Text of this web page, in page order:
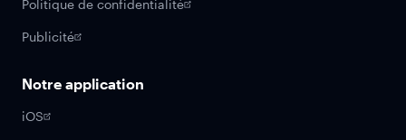
Politique de confidentialité
Publicité
Notre application
iOS